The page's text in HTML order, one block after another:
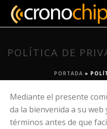
POLÍTICA DE
PORTADA »
Mediante el presente
da la bienvenida a su
términos antes de que